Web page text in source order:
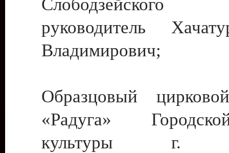
руководитель
Владимирович;
Образцовый
«Радуга»
культуры г.